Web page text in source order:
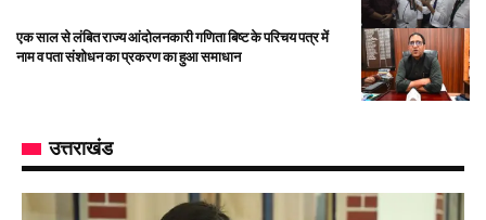
एक साल से लंबित राज्य आंदोलनकारी गणिता बिष्ट के परिचय पत्र में
नाम व पता संशोधन का प्रकरण का हुआ समाधान
उत्तराखंड